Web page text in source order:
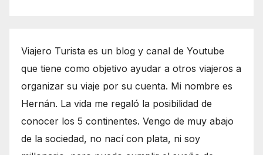
Viajero Turista es un blog y canal de Youtube
que tiene como objetivo ayudar a otros viajeros a
organizar su viaje por su cuenta. Mi nombre es
Hernán. La vida me regaló la posibilidad de
conocer los 5 continentes. Vengo de muy abajo
de la sociedad, no nací con plata, ni soy